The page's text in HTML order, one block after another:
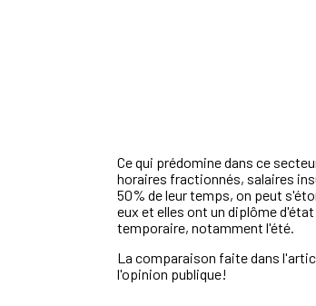
Ce qui prédomine dans ce
horaires fractionnés, salaires
50% de leur temps, on peut
eux et elles ont un diplôme
temporaire, notamment l'été.
La comparaison faite dans
l'opinion publique!